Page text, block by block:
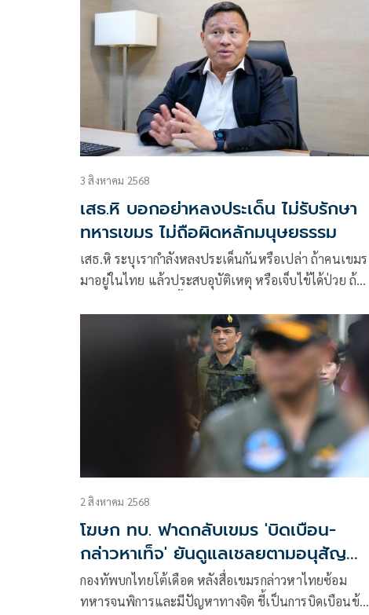
3 สิงหาคม 2568
เสธ.หิ บอกอย่าหลงประเด็น ไม่รับรักษา
ทหารเขมร ไม่ถือผิดหลักมนุษยธรรม
เสธ.หิ ระบุเรากำลังหลงประเด็นกันหรือเปล่า ถ้าคนเขมร
มาอยู่ในไทย แล้วประสบอุบัติเหตุ หรือเจ็บไข้ได้ป่วย ถ้า
2 สิงหาคม 2568
โฆษก ทบ. ฟาดกลับเขมร 'บิดเบือน-
กล่าวหาเท็จ' ยันดูแลเชลยตามอนุสัญญา
เจนีวา
กองทัพบกไทยโต้เดือด หลังสื่อเขมรกล่าวหาไทยซ้อม
ทหารจนพิการและมีปัญหาทางจิต ชี้เป็นการบิดเบือนข้อ